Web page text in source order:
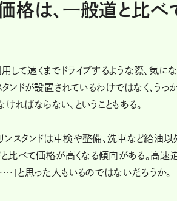
格は、一般道と比べ
て遠くまでドライブするような際、気にな
ドが設置されているわけではなく、うっ
ばならない、ということもある。
ンスタンドは車検や整備、洗車など給油
と比べて価格が高くなる傾向がある。高
と思った人もいるのではないだろうか。